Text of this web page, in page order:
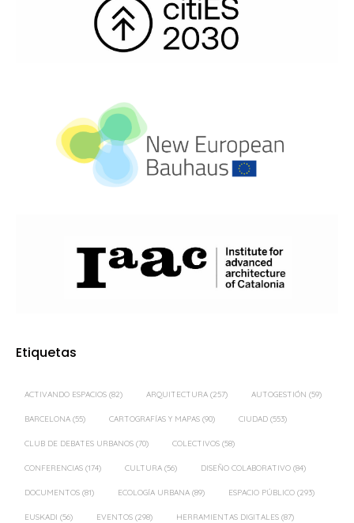
Etiquetas
ACTIVANDO ESPACIOS (82) ARQUITECTURA (257) AUTOGESTIÓN (59)
BARCELONA (55) CARTOGRAFÍAS Y MAPAS (90) CIUDAD (553)
CLUB DE DEBATES URBANOS (70) COLECTIVOS (58)
CONFERENCIAS (174) CULTURA (56) DISEÑO COLABORATIVO (84)
DOCUMENTOS (81) ECOLOGÍA URBANA (89) ESPACIO PÚBLICO (293)
EUSKADI (56) EVENTOS (298) HERRAMIENTAS DIGITALES (87)